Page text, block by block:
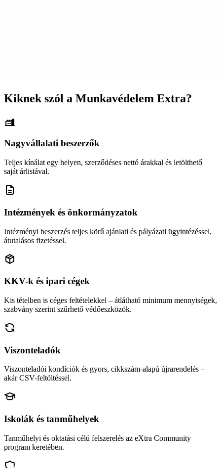
Kiknek szól a Munkavédelem Extra?
Nagyvállalati beszerzők
Teljes kínálat egy helyen, szerződéses nettó árakkal és letölthető
saját árlistával.
Intézmények és önkormányzatok
Intézményi beszerzés teljes körű ajánlati és pályázati ügyintézéssel,
átutalásos fizetéssel.
KKV-k és ipari cégek
Kis tételben is céges feltételekkel – átlátható minimum mennyiségek,
szabvány szerint szűrhető védőeszközök.
Viszonteladók
Viszonteladói kondíciók és gyors, cikkszám-alapú újrarendelés –
akár CSV-feltöltéssel.
Iskolák és tanműhelyek
Tanműhelyi és oktatási célú felszerelés az eXtra Community
program keretében.